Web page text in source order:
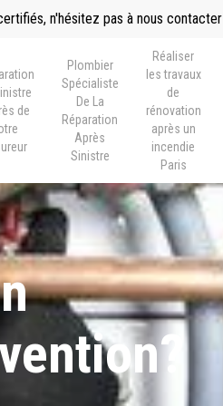
n'hésitez pas à nous contacter
de
Plombier
Spécialiste
De La
Réparation
Après
Sinistre
Réaliser
les travaux
de
rénovation
après un
incendie
Paris